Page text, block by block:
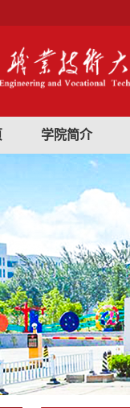
学院简介